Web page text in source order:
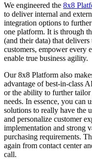
We engineered the 8x8
to deliver internal and
integration options to
one platform. It is through
(and their data) that
customers, empower every
enable true business agility.
Our 8x8 Platform also
advantage of best-in-class
or the ability to further
needs. In essence, you
solutions to really have the
and personalize customer
implementation and strong
purchasing requirements.
again from contact center
call.